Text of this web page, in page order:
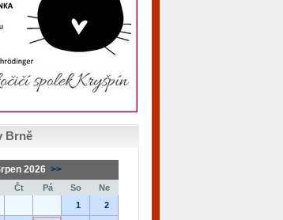
Brně
2026 >>
Čt Pá So
Ne
1
2